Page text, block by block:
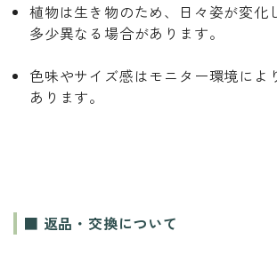
植物は生き物のため、日々姿が変化
多少異なる場合があります。
色味やサイズ感はモニター環境によ
あります。
■ 返品・交換について